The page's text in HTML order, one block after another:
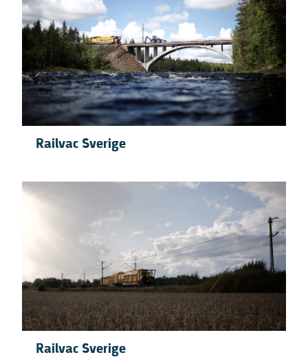
Railvac Sverige
Railvac Sverige